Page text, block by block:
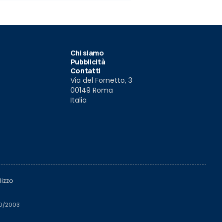
Chi siamo
Pubblicità
Contatti
Via del Fornetto, 3
00149 Roma
Italia
2003